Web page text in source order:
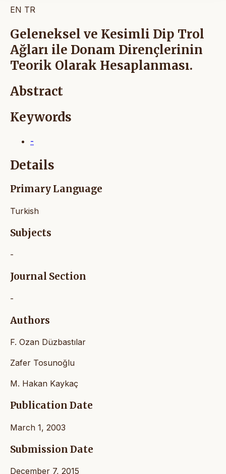
EN TR
Geleneksel ve Kesimli Dip Trol
Ağları ile Donam Dirençlerinin
Teorik Olarak Hesaplanması.
Abstract
Keywords
-
Details
Primary Language
Turkish
Subjects
-
Journal Section
-
Authors
F. Ozan Düzbastılar
Zafer Tosunoğlu
M. Hakan Kaykaç
Publication Date
March 1, 2003
Submission Date
December 7, 2015